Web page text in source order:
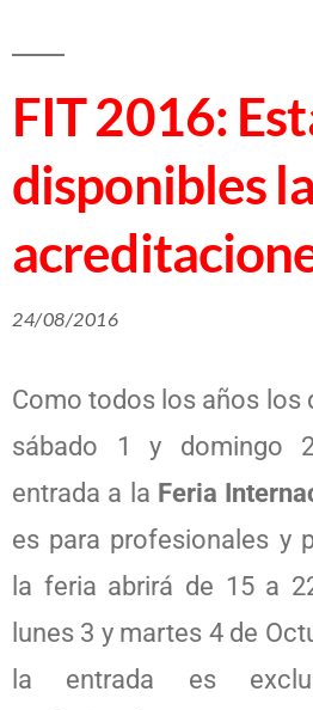
FIT 2016:
disponibles
24/08/2016
Como todos los años los
sábado 1 y domingo
entrada a la Feria
es para profesionales y
la feria abrirá de 15 a
lunes 3 y martes 4 de
la entrada es